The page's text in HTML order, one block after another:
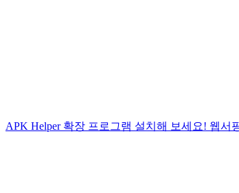
APK Helper 확장 프로그램 설치해 보세요! 웹